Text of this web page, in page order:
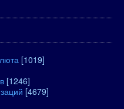
[1019]
[1246]
[4679]